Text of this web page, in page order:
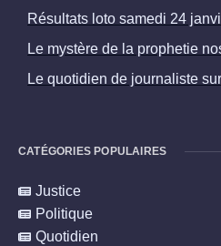
Résultats loto samedi 24
Le mystère de la prophetie
Le quotidien de journaliste
CATÉGORIES POPULAIRES
Justice
Politique
Quotidien